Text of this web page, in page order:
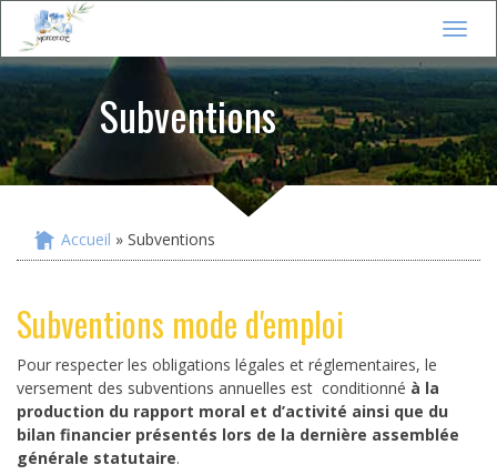
T
o
g
g
l
e
n
a
Subventions
Vous êtes ici
Accueil » Subventions
Subventions mode d'emploi
Pour respecter les obligations légales et réglementaires, le
versement des subventions annuelles est conditionné à la
production du rapport moral et d’activité ainsi que du
bilan financier présentés lors de la dernière assemblée
générale statutaire.